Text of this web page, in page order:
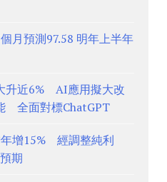
月預測97.58 明年上半年
升近6% AI應用擬大改
全面對標ChatGPT
增15% 經調整純利
期